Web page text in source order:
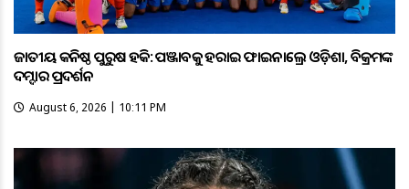
ଜାତୀୟ କନିଷ୍ଠ ପୁରୁଷ ହକି: ପଞ୍ଜାବକୁ ହରାଇ ଫାଇନାଲ୍ରେ ଓଡ଼ିଶା, ବିକ୍ରମଙ୍କ
ଦମ୍ଦାର ପ୍ରଦର୍ଶନ
August 6, 2026 | 10:11 PM